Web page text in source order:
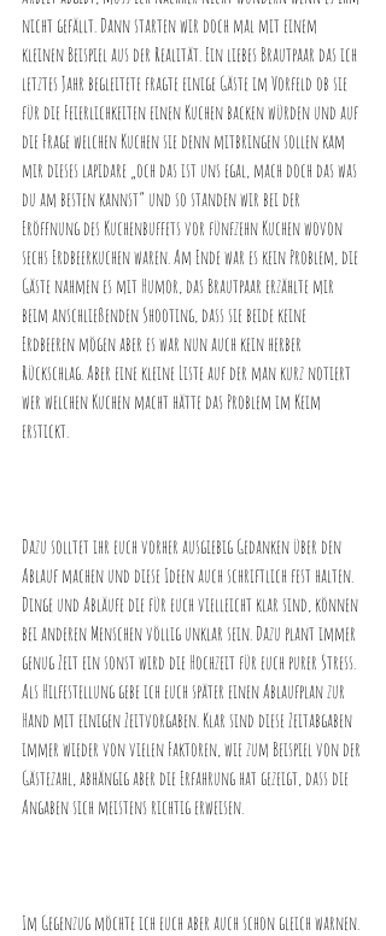
nicht gefällt. Dann starten wir doch mal mit einem
kleinen Beispiel aus der Realität. Ein liebes Brautpaar das ich
letztes Jahr begleitete fragte einige Gäste im Vorfeld ob sie
für die Feierlichkeiten einen Kuchen backen würden und auf
die Frage welchen Kuchen sie denn mitbringen sollen kam
mir dieses lapidare „och das ist uns egal, mach doch das was
du am besten kannst“ und so standen wir bei der
Eröffnung des Kuchenbuffets vor fünfzehn Kuchen wovon
sechs Erdbeerkuchen waren. Am Ende war es kein Problem, die
Gäste nahmen es mit Humor, das Brautpaar erzählte mir
beim anschließenden Shooting, dass sie beide keine
Erdbeeren mögen aber es war nun auch kein herber
Rückschlag. Aber eine kleine Liste auf der man kurz notiert
wer welchen Kuchen macht hätte das Problem im Keim
erstickt.
Dazu solltet ihr euch vorher ausgiebig Gedanken über den
Ablauf machen und diese Ideen auch schriftlich fest halten.
Dinge und Abläufe die für euch vielleicht klar sind, können
bei anderen Menschen völlig unklar sein. Dazu plant immer
genug Zeit ein sonst wird die Hochzeit für euch purer Stress.
Als Hilfestellung gebe ich euch später einen Ablaufplan zur
Hand mit einigen Zeitvorgaben. Klar sind diese Zeitabgaben
immer wieder von vielen Faktoren, wie zum Beispiel von der
Gästezahl, abhängig aber die Erfahrung hat gezeigt, dass die
Angaben sich meistens richtig erweisen.
Im Gegenzug möchte ich euch aber auch schon gleich warnen.